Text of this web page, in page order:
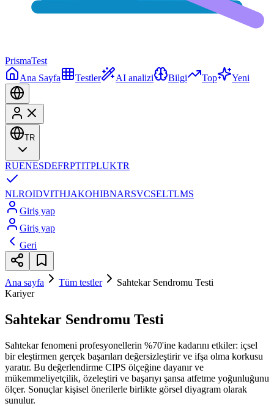
PrismaTest
Ana Sayfa
Testler AI analizi Bilgi Top Yeni
TR
RUENESDEFRPTITPLUKTR
NLROIDVITHJAKOHIBNARSVCSELTLMS
Giriş yap
Giriş yap
Geri
Ana sayfa Tüm testler
Sahtekar Sendromu Testi
Kariyer
Sahtekar Sendromu Testi
Sahtekar fenomeni profesyonellerin %70'ine kadarını etkiler: içsel
bir eleştirmen gerçek başarıları değersizleştirir ve ifşa olma korkusu
yaratır. Bu değerlendirme CIPS ölçeğine dayanır ve
mükemmeliyetçilik, özeleştiri ve başarıyı şansa atfetme yoğunluğunu
ölçer. Sonuçlar kişisel önerilerle birlikte görsel diyagram olarak
sunulur.